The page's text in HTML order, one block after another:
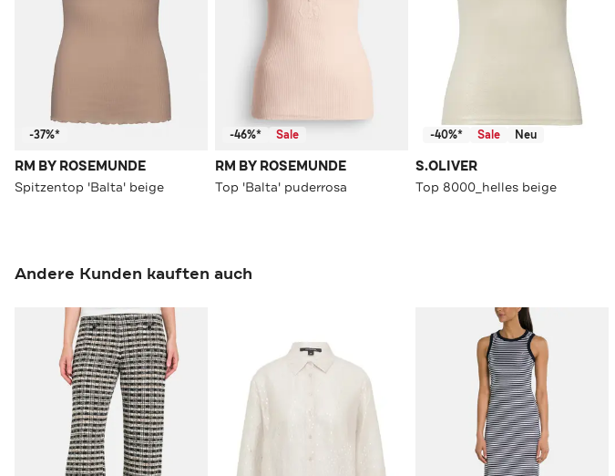
-37%*
RM BY ROSEMUNDE
Spitzentop 'Balta' beige
-46%* Sale
RM BY ROSEMUNDE
Top 'Balta' puderrosa
-40%* Sale Neu
S.OLIVER
Top 8000_helles beige
Andere Kunden kauften auch